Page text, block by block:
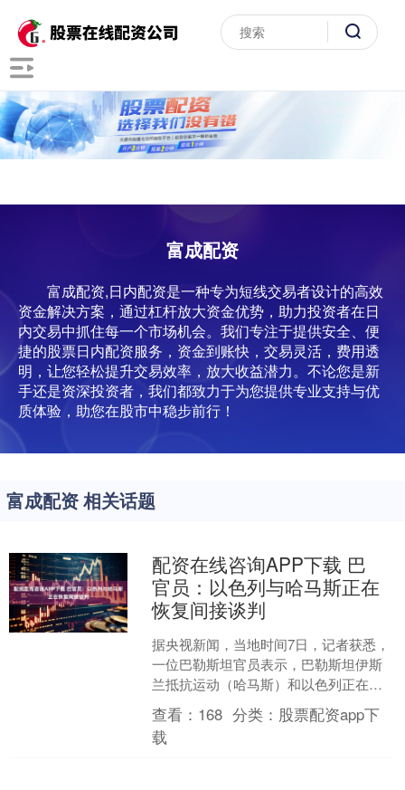
富成配资
富成配资,日内配资是一种专为短线交易者设计的高效
资金解决方案，通过杠杆放大资金优势，助力投资者在日
内交易中抓住每一个市场机会。我们专注于提供安全、便
捷的股票日内配资服务，资金到账快，交易灵活，费用透
明，让您轻松提升交易效率，放大收益潜力。不论您是新
手还是资深投资者，我们都致力于为您提供专业支持与优
质体验，助您在股市中稳步前行！
富成配资 相关话题
配资在线咨询APP下载 巴
官员：以色列与哈马斯正在
恢复间接谈判
据央视新闻，当地时间7日，记者获悉，
一位巴勒斯坦官员表示，巴勒斯坦伊斯
兰抵抗运动（哈马斯）和以色列正在卡
塔尔恢复谈判。该官员称，哈马斯和以
色列代表团计划于当地时....
查看： 168 分类： 股票配资app下
载